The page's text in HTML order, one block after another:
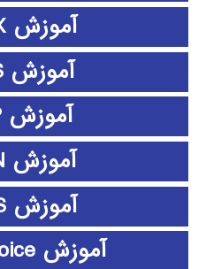
آموزش CPLEX
آموزش EDIUS
آموزش EMTP
آموزش ePLAN
آموزش ETABS
آموزش expert choice